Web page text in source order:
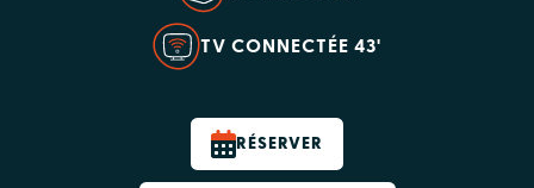
TV CONNECTÉE 43'
RÉSERVER